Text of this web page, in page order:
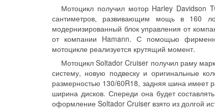
Мотоцикл получил мотор Harley Davidson
сантиметров, развивающим мощь в 160
модернизированный блок управления от
от компании Hamann. С помощью
мотоцикле реализуется крутящий момент.
Мотоцикл Soltador Cruiser получил раму
систему, новую подвеску и оригинальные
размерностью 130/60R18, задняя шина имеет
ширина дисков. Спереди она будет
оформление Soltador Cruiser взято из долгой